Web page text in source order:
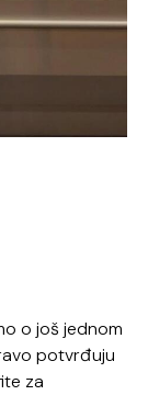
o još jednom
potvrđuju
za